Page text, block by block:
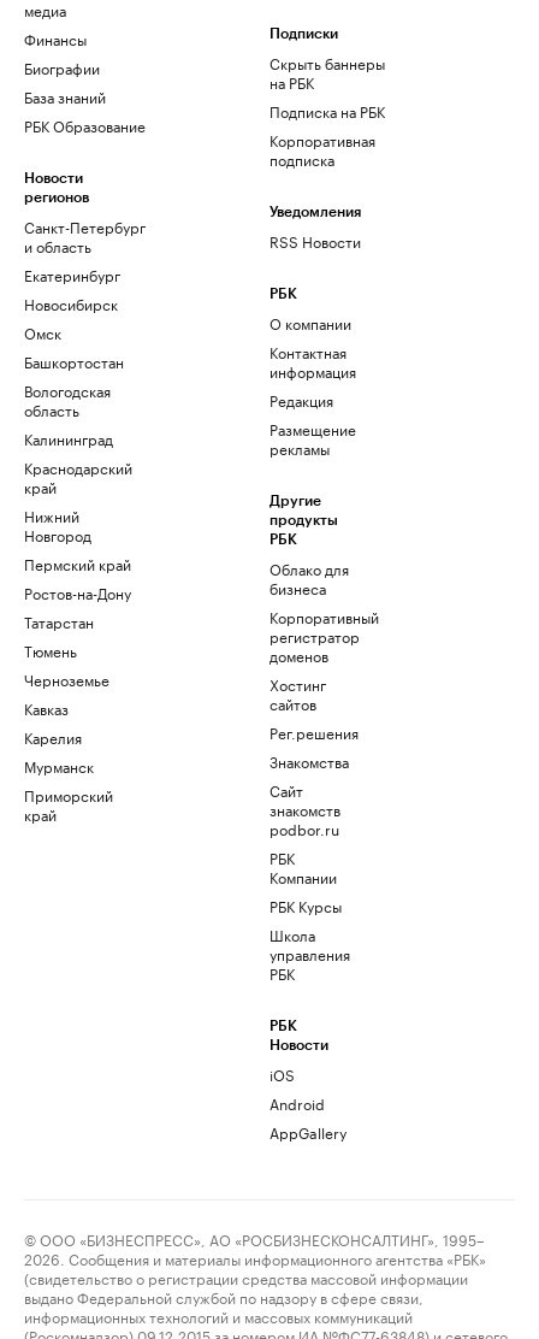
медиа
Финансы
Биографии
База знаний
РБК Образование
Новости
регионов
Санкт-Петербург
и область
Екатеринбург
Новосибирск
Омск
Башкортостан
Вологодская
область
Калининград
Краснодарский
край
Нижний
Новгород
Пермский край
Ростов-на-Дону
Татарстан
Тюмень
Черноземье
Кавказ
Карелия
Мурманск
Приморский
край
Подписки
Скрыть баннеры
на РБК
Подписка на РБК
Корпоративная
подписка
Уведомления
RSS Новости
РБК
О компании
Контактная
информация
Редакция
Размещение
рекламы
Другие
продукты
РБК
Облако для
бизнеса
Корпоративный
регистратор
доменов
Хостинг
сайтов
Рег.решения
Знакомства
Сайт
знакомств
podbor.ru
РБК
Компании
РБК Курсы
Школа
управления
РБК
РБК
Новости
iOS
Android
AppGallery
© ООО «БИЗНЕСПРЕСС», АО «РОСБИЗНЕСКОНСАЛТИНГ», 1995–
2026. Сообщения и материалы информационного агентства «РБК»
(свидетельство о регистрации средства массовой информации
выдано Федеральной службой по надзору в сфере связи,
информационных технологий и массовых коммуникаций